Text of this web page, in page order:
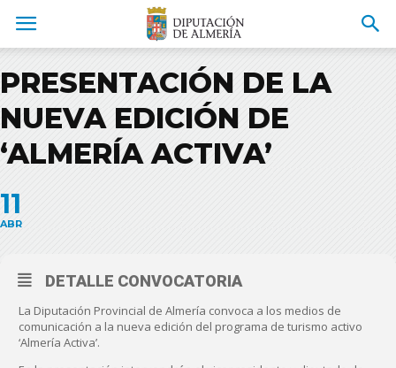
PRESENTACIÓN DE LA
NUEVA EDICIÓN DE
‘ALMERÍA ACTIVA’
11
ABR
DETALLE CONVOCATORIA
La Diputación Provincial de Almería convoca a los medios de
comunicación a la nueva edición del programa de turismo activo
‘Almería Activa’.